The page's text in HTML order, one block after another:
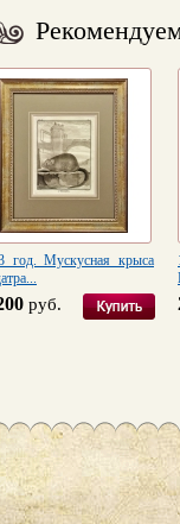
год. Мускусная крыса
руб.